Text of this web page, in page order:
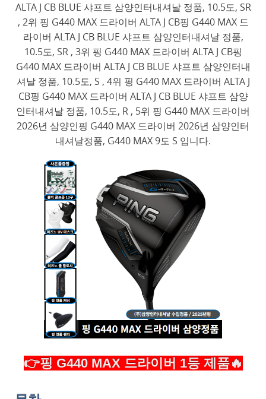
ALTA J CB BLUE 샤프트 삼양인터내셔날 정품, 10.5도, SR
, 2위 핑 G440 MAX 드라이버 ALTA J CB핑 G440 MAX 드
라이버 ALTA J CB BLUE 샤프트 삼양인터내셔날 정품,
10.5도, SR , 3위 핑 G440 MAX 드라이버 ALTA J CB핑
G440 MAX 드라이버 ALTA J CB BLUE 샤프트 삼양인터내
셔날 정품, 10.5도, S , 4위 핑 G440 MAX 드라이버 ALTA J
CB핑 G440 MAX 드라이버 ALTA J CB BLUE 샤프트 삼양
인터내셔날 정품, 10.5도, R , 5위 핑 G440 MAX 드라이버
2026년 삼양인핑 G440 MAX 드라이버 2026년 삼양인터
내셔날정품, G440 MAX 9도 S 입니다.
👉핑 G440 MAX 드라이버 1등 제품🔥